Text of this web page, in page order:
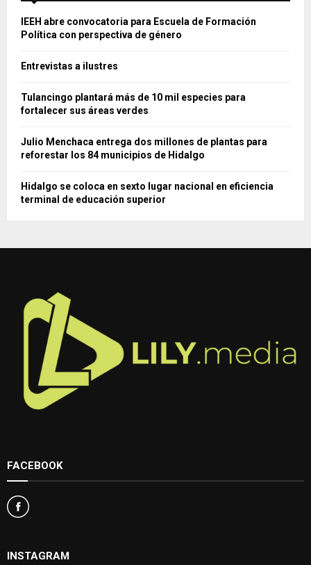
IEEH abre convocatoria para Escuela de Formación
Política con perspectiva de género
Entrevistas a ilustres
Tulancingo plantará más de 10 mil especies para
fortalecer sus áreas verdes
Julio Menchaca entrega dos millones de plantas para
reforestar los 84 municipios de Hidalgo
Hidalgo se coloca en sexto lugar nacional en eficiencia
terminal de educación superior
FACEBOOK
INSTAGRAM